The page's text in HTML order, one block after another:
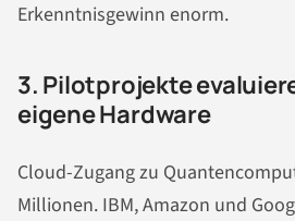
Erkenntnisgewinn enorm.
3. Pilotprojekte
eigene Hardware
Cloud-Zugang zu
Millionen. IBM, Amazon und